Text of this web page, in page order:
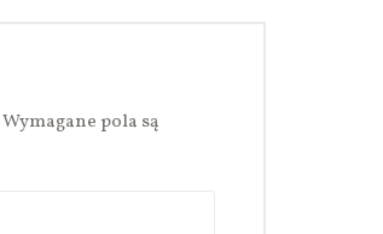
Wymagane pola są